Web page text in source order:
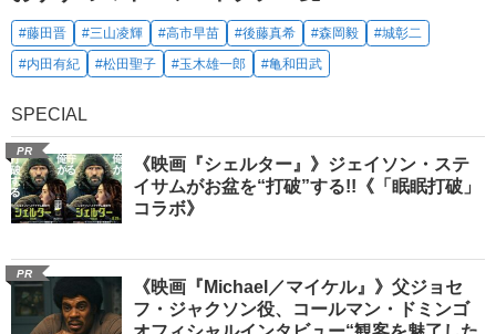
#藤田晋 #三山凌輝 #高市早苗 #後藤真希 #森岡毅
#城彰二
#内田有紀
#松田聖子 #玉木雄一郎 #亀和田武
SPECIAL
PR
《映画『シェルター』》ジェイソン・ステ
イサムがお盆を“打破”する!!《「眠眠打破」
コラボ》
PR
《映画『Michael／マイケル』》父ジョセ
フ・ジャクソン役、コールマン・ドミンゴ